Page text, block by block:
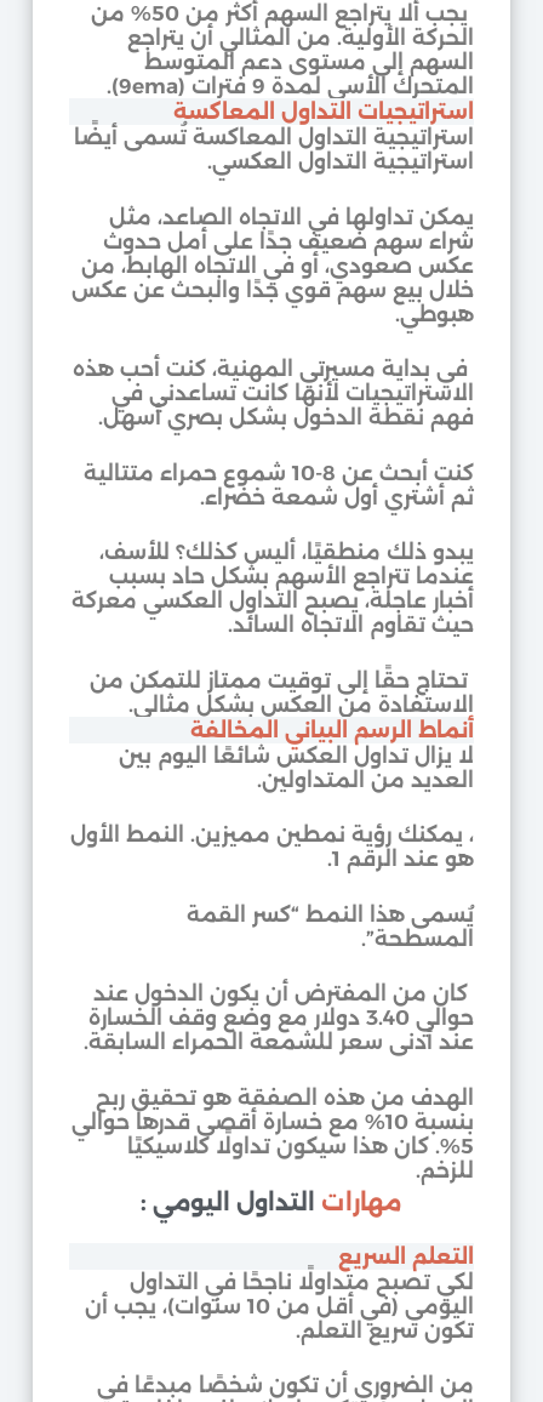
يجب ألا يتراجع السهم أكثر من 50% من
الحركة الأولية. من المثالي أن يتراجع
السهم إلى مستوى دعم المتوسط
المتحرك الأسي لمدة 9 فترات (9ema).
استراتيجيات التداول المعاكسة
استراتيجية التداول المعاكسة تُسمى أيضًا
استراتيجية التداول العكسي.
يمكن تداولها في الاتجاه الصاعد، مثل
شراء سهم ضعيف جدًا على أمل حدوث
عكس صعودي، أو في الاتجاه الهابط، من
خلال بيع سهم قوي جدًا والبحث عن عكس
هبوطي.
في بداية مسيرتي المهنية، كنت أحب هذه
الاستراتيجيات لأنها كانت تساعدني في
فهم نقطة الدخول بشكل بصري أسهل.
كنت أبحث عن 8-10 شموع حمراء متتالية
ثم أشتري أول شمعة خضراء.
يبدو ذلك منطقيًا، أليس كذلك؟ للأسف،
عندما تتراجع الأسهم بشكل حاد بسبب
أخبار عاجلة، يصبح التداول العكسي معركة
حيث تقاوم الاتجاه السائد.
تحتاج حقًا إلى توقيت ممتاز للتمكن من
الاستفادة من العكس بشكل مثالي.
أنماط الرسم البياني المخالفة
لا يزال تداول العكس شائعًا اليوم بين
العديد من المتداولين.
، يمكنك رؤية نمطين مميزين. النمط الأول
هو عند الرقم 1.
يُسمى هذا النمط “كسر القمة
المسطحة”.
كان من المفترض أن يكون الدخول عند
حوالي 3.40 دولار مع وضع وقف الخسارة
عند أدنى سعر للشمعة الحمراء السابقة.
الهدف من هذه الصفقة هو تحقيق ربح
بنسبة 10% مع خسارة أقصى قدرها حوالي
5%. كان هذا سيكون تداولًا كلاسيكيًا
للزخم.
مهارات التداول اليومي :
التعلم السريع
لكي تصبح متداولًا ناجحًا في التداول
اليومي (في أقل من 10 سنوات)، يجب أن
تكون سريع التعلم.
من الضروري أن تكون شخصًا مبدعًا في